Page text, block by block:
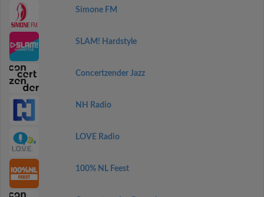
Simone FM
SLAM! Hardstyle
Concertzender Jazz
NH Radio
LOVE Radio
100% NL Feest